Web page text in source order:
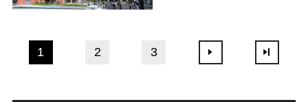
1 2 3